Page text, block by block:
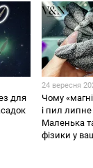
для
24 вересня
Чому
і пил липне
Маленька
фізики у